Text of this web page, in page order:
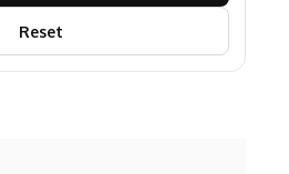
Reset